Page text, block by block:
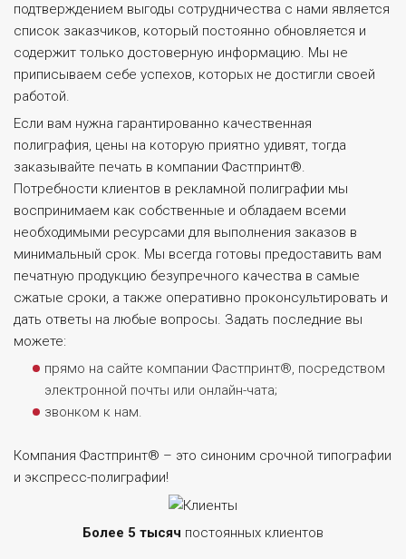
подтверждением выгоды сотрудничества с нами является
список заказчиков, который постоянно обновляется и
содержит только достоверную информацию. Мы не
приписываем себе успехов, которых не достигли своей
работой.
Если вам нужна гарантированно качественная
полиграфия, цены на которую приятно удивят, тогда
заказывайте печать в компании Фастпринт®.
Потребности клиентов в рекламной полиграфии мы
воспринимаем как собственные и обладаем всеми
необходимыми ресурсами для выполнения заказов в
минимальный срок. Мы всегда готовы предоставить вам
печатную продукцию безупречного качества в самые
сжатые сроки, а также оперативно проконсультировать и
дать ответы на любые вопросы. Задать последние вы
можете:
прямо на сайте компании Фастпринт®, посредством
электронной почты или онлайн-чата;
звонком к нам.
Компания Фастпринт® – это синоним срочной типографии
и экспресс-полиграфии!
Более 5 тысяч постоянных клиентов